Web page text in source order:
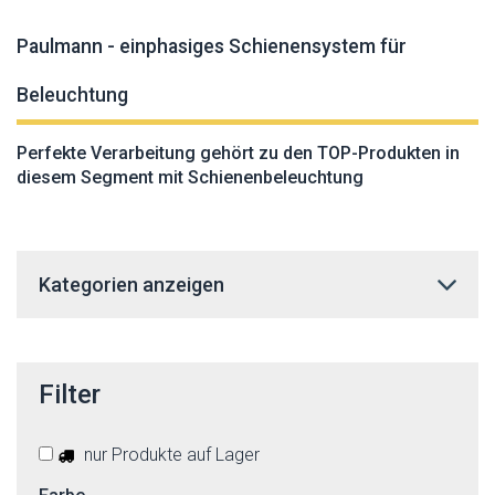
Paulmann - einphasiges Schienensystem für
Beleuchtung
Perfekte Verarbeitung gehört zu den TOP-Produkten in
diesem Segment mit Schienenbeleuchtung
Kategorien anzeigen
Filter
nur Produkte auf Lager